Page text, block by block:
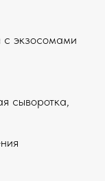
с экзосомами
сыворотка,